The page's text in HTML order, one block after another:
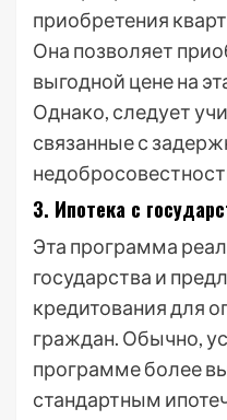
приобретения
Она позволяет
выгодной цене на
Однако, следует
связанные с
3. Ипотека с
Эта программа
государства и
кредитования для
граждан. Обычно,
программе более
стандартным